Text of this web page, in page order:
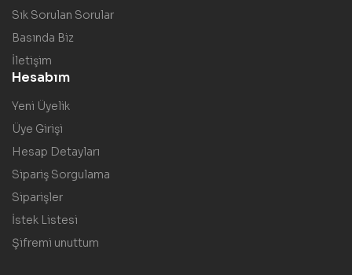
Sık Sorulan Sorular
Basında Biz
İletişim
Hesabım
Yeni Üyelik
Üye Girişi
Hesap Detayları
Sipariş Sorgulama
Siparişler
İstek Listesi
Şifremi unuttum